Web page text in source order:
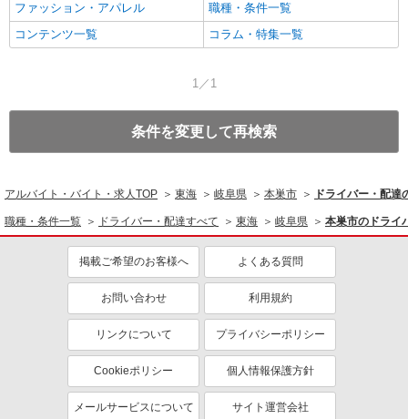
ファッション・アパレル
職種・条件一覧
コンテンツ一覧
コラム・特集一覧
1／1
条件を変更して再検索
アルバイト・バイト・求人TOP 東海 岐阜県 本巣市 ドライバー・配
職種・条件一覧 ドライバー・配達すべて 東海 岐阜県 本巣市のドライ
掲載ご希望のお客様へ よくある質問
お問い合わせ 利用規約
リンクについて プライバシーポリシー
Cookieポリシー 個人情報保護方針
メールサービスについて サイト運営会社